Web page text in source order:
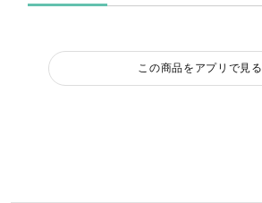
この商品をアプリで見る